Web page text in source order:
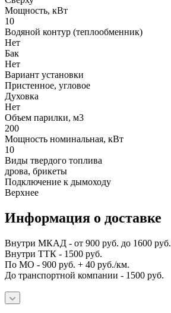
Мощность, кВт
10
Водяной контур (теплообменник)
Нет
Бак
Нет
Вариант установки
Пристенное, угловое
Духовка
Нет
Объем парилки, м3
200
Мощность номинальная, кВт
10
Виды твердого топлива
дрова, брикеты
Подключение к дымоходу
Верхнее
Информация о доставке
Внутри МКАД - от 900 руб. до 1600 руб.
Внутри ТТК - 1500 руб.
По МО - 900 руб. + 40 руб./км.
До транспортной компании - 1500 руб.